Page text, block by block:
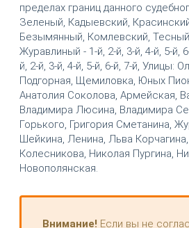
пределах границ данного
Зеленый, Кадыевский,
Безымянный, Комлевский,
Журавлиный - 1-й, 2-й, 3-й, 4-й, 5-й,
й, 2-й, 3-й, 4-й, 5-й, 6-й, 7-й, Улицы:
Подгорная, Щемиловка, Юных
Анатолия Соколова, Армейская,
Владимира Люсина, Владимира
Горького, Григория Сметанина,
Шейкина, Ленина, Льва
Колесникова, Николая Пургина,
Новополянская.
Внимание! Если вы не